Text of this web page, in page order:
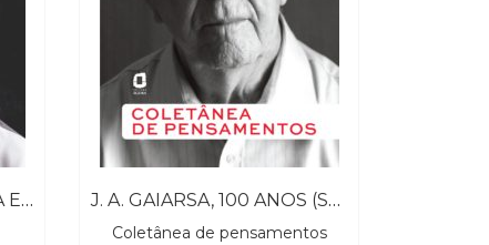
RESPIRAÇÃO, ANGÚSTIA E RENASCIMENTO – 2ª EDIÇÃO REVISTA J. A. GAIARSA, 100 ANOS (SOMENTE EBOOK)
Coletânea de pensamentos